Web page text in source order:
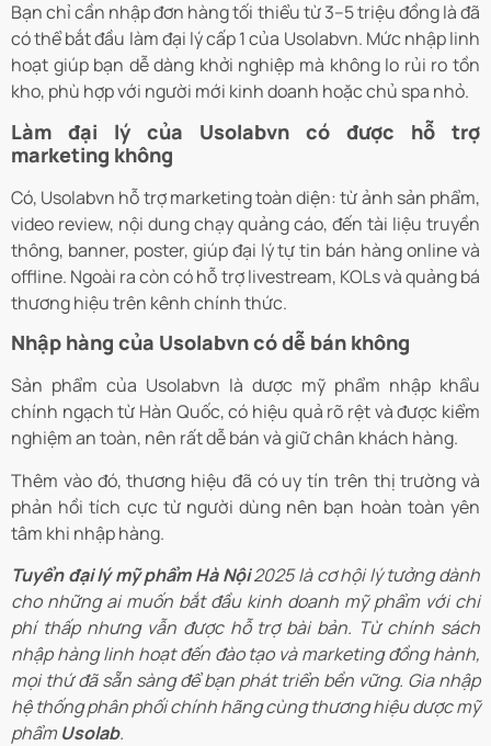
Bạn chỉ cần nhập đơn hàng tối thiểu từ 3–5 triệu đồng là đã
có thể bắt đầu làm đại lý cấp 1 của Usolabvn. Mức nhập linh
hoạt giúp bạn dễ dàng khởi nghiệp mà không lo rủi ro tồn
kho, phù hợp với người mới kinh doanh hoặc chủ spa nhỏ.
Làm đại lý của Usolabvn có được hỗ trợ
marketing không
Có, Usolabvn hỗ trợ marketing toàn diện: từ ảnh sản phẩm,
video review, nội dung chạy quảng cáo, đến tài liệu truyền
thông, banner, poster, giúp đại lý tự tin bán hàng online và
offline. Ngoài ra còn có hỗ trợ livestream, KOLs và quảng bá
thương hiệu trên kênh chính thức.
Nhập hàng của Usolabvn có dễ bán không
Sản phẩm của Usolabvn là dược mỹ phẩm nhập khẩu
chính ngạch từ Hàn Quốc, có hiệu quả rõ rệt và được kiểm
nghiệm an toàn, nên rất dễ bán và giữ chân khách hàng.
Thêm vào đó, thương hiệu đã có uy tín trên thị trường và
phản hồi tích cực từ người dùng nên bạn hoàn toàn yên
tâm khi nhập hàng.
Tuyển đại lý mỹ phẩm Hà Nội2025 là cơ hội lý tưởng dành
cho những ai muốn bắt đầu kinh doanh mỹ phẩm với chi
phí thấp nhưng vẫn được hỗ trợ bài bản. Từ chính sách
nhập hàng linh hoạt đến đào tạo và marketing đồng hành,
mọi thứ đã sẵn sàng để bạn phát triển bền vững. Gia nhập
hệ thống phân phối chính hãng cùng thương hiệu dược mỹ
phẩm Usolab.